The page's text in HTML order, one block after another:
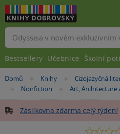
Nacházíte
Domů »Knihy »Cizojazyčná
»
Nonfiction »Art, Architecture
Zásilkovna zdarma celý týden!
0.0
Vyhledávání
Bestsellery Učebnice Školní